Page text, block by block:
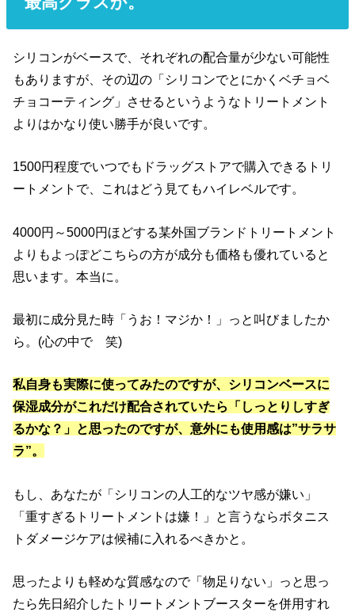
シリコンがベースで、それぞれの配合量が少ない可能性
もありますが、その辺の「シリコンでとにかくベチョベ
チョコーティング」させるというようなトリートメント
よりはかなり使い勝手が良いです。
1500円程度でいつでもドラッグストアで購入できるトリ
ートメントで、これはどう見てもハイレベルです。
4000円～5000円ほどする某外国ブランドトリートメント
よりもよっぽどこちらの方が成分も価格も優れていると
思います。本当に。
最初に成分見た時「うお！マジか！」っと叫びましたか
ら。(心の中で 笑)
私自身も実際に使ってみたのですが、シリコンベースに
保湿成分がこれだけ配合されていたら「しっとりしすぎ
るかな？」と思ったのですが、意外にも使用感は”サラサ
ラ”。
もし、あなたが「シリコンの人工的なツヤ感が嫌い」
「重すぎるトリートメントは嫌！」と言うならボタニス
トダメージケアは候補に入れるべきかと。
思ったよりも軽めな質感なので「物足りない」っと思っ
たら先日紹介したトリートメントブースターを併用すれ